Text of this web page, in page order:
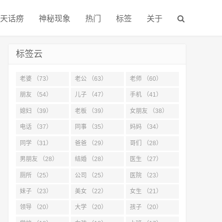
话痨 神秘现象 热门 标签 关于
标签云
老婆 （73） 老公 （63） 老师 （60）
朋友 （54） 儿子 （47） 手机 （41）
媳妇 （39） 老板 （39） 女朋友 （38）
电话 （37） 同事 （35） 妈妈 （34）
同学 （31） 爸爸 （29） 哥们 （28）
男朋友 （28） 结婚 （28） 医生 （27）
厕所 （25） 公司 （25） 医院 （23）
妹子 （23） 美女 （22） 女生 （21）
领导 （20） 大学 （20） 孩子 （20）